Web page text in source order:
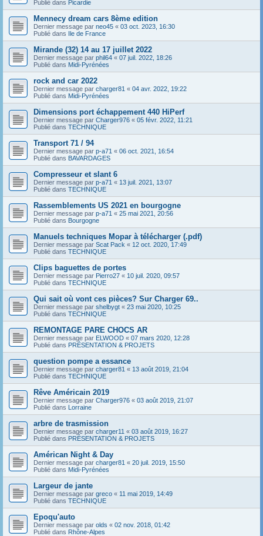
Publié dans Picardie
Mennecy dream cars 8ème edition
Dernier message par neo45 « 03 oct. 2023, 16:30
Publié dans Ile de France
Mirande (32) 14 au 17 juillet 2022
Dernier message par phil64 « 07 juil. 2022, 18:26
Publié dans Midi-Pyrénées
rock and car 2022
Dernier message par charger81 « 04 avr. 2022, 19:22
Publié dans Midi-Pyrénées
Dimensions port échappement 440 HiPerf
Dernier message par Charger976 « 05 févr. 2022, 11:21
Publié dans TECHNIQUE
Transport 71 / 94
Dernier message par p-a71 « 06 oct. 2021, 16:54
Publié dans BAVARDAGES
Compresseur et slant 6
Dernier message par p-a71 « 13 juil. 2021, 13:07
Publié dans TECHNIQUE
Rassemblements US 2021 en bourgogne
Dernier message par p-a71 « 25 mai 2021, 20:56
Publié dans Bourgogne
Manuels techniques Mopar à télécharger (.pdf)
Dernier message par Scat Pack « 12 oct. 2020, 17:49
Publié dans TECHNIQUE
Clips baguettes de portes
Dernier message par Pierro27 « 10 juil. 2020, 09:57
Publié dans TECHNIQUE
Qui sait où vont ces pièces? Sur Charger 69..
Dernier message par shelbygt « 23 mai 2020, 10:25
Publié dans TECHNIQUE
REMONTAGE PARE CHOCS AR
Dernier message par ELWOOD « 07 mars 2020, 12:28
Publié dans PRÉSENTATION & PROJETS
question pompe a essance
Dernier message par charger81 « 13 août 2019, 21:04
Publié dans TECHNIQUE
Rêve Américain 2019
Dernier message par Charger976 « 03 août 2019, 21:07
Publié dans Lorraine
arbre de trasmission
Dernier message par charger11 « 03 août 2019, 16:27
Publié dans PRÉSENTATION & PROJETS
Américan Night & Day
Dernier message par charger81 « 20 juil. 2019, 15:50
Publié dans Midi-Pyrénées
Largeur de jante
Dernier message par greco « 11 mai 2019, 14:49
Publié dans TECHNIQUE
Epoqu'auto
Dernier message par olds « 02 nov. 2018, 01:42
Publié dans Rhône-Alpes